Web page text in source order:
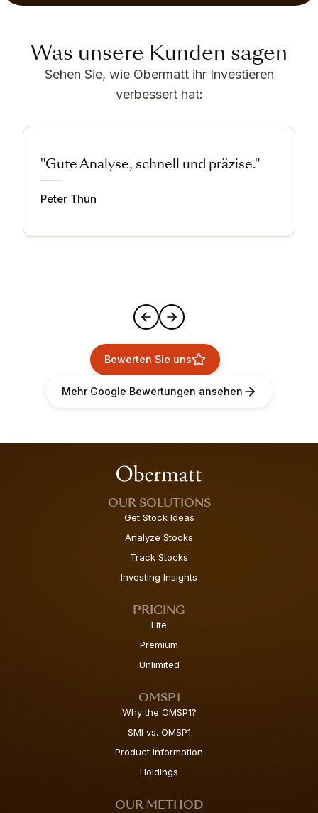
Was unsere Kunden sagen
Sehen Sie, wie Obermatt ihr Investieren
verbessert hat:
"Gute Analyse, schnell und präzise."
Peter Thun
Bewerten Sie uns
Mehr Google Bewertungen ansehen
OUR SOLUTIONS
Get Stock Ideas
Analyze Stocks
Track Stocks
Investing Insights
PRICING
Lite
Premium
Unlimited
OMSP1
Why the OMSP1?
SMI vs. OMSP1
Product Information
Holdings
OUR METHOD